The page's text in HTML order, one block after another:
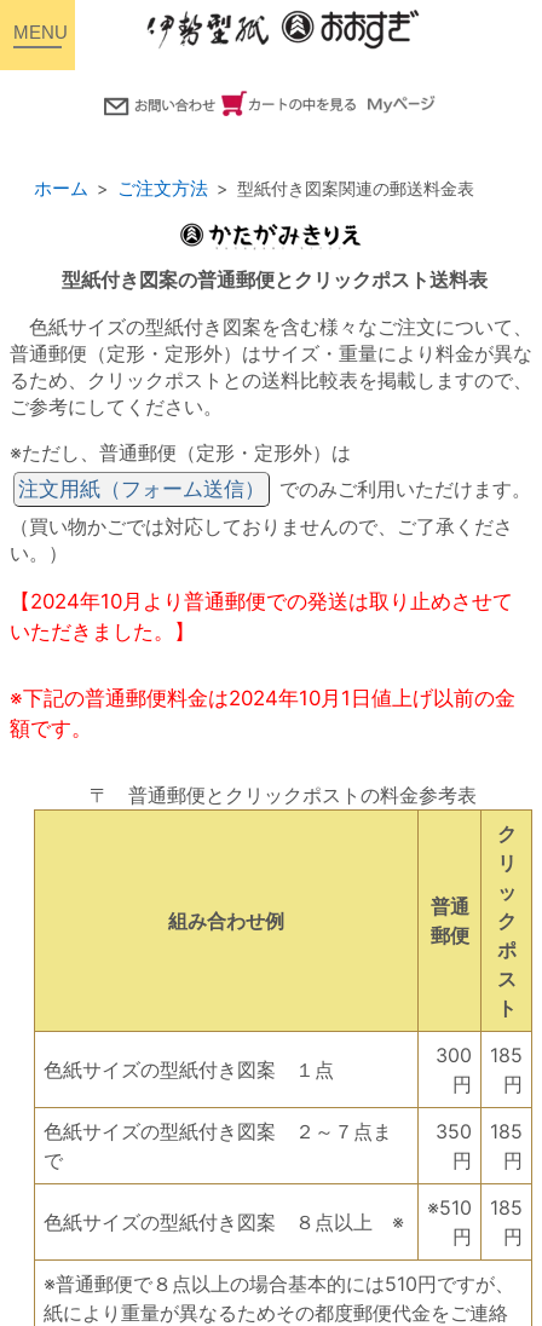
ホーム ご注文方法 型紙付き図案関連の郵送料金表
型紙付き図案の普通郵便とクリックポスト送料表
色紙サイズの型紙付き図案を含む様々なご注文について、
普通郵便（定形・定形外）はサイズ・重量により料金が異な
るため、クリックポストとの送料比較表を掲載しますので、
ご参考にしてください。
※ただし、普通郵便（定形・定形外）は
注文用紙（フォーム送信）
でのみご利用いただけます。
（買い物かごでは対応しておりませんので、ご了承くださ
い。）
【2024年10月より普通郵便での発送は取り止めさせて
いただきました。】
※下記の普通郵便料金は2024年10月1日値上げ以前の金
額です。
〒 普通郵便とクリックポストの料金参考表
組み合わせ例
普通
郵便
ク
リ
ッ
ク
ポ
ス
ト
色紙サイズの型紙付き図案 １点
300
円
185
円
色紙サイズの型紙付き図案 ２～７点ま
で
350
円
185
円
色紙サイズの型紙付き図案 ８点以上 ※
※510
円
185
円
※普通郵便で８点以上の場合基本的には510円ですが、
紙により重量が異なるためその都度郵便代金をご連絡
toggle
navigation